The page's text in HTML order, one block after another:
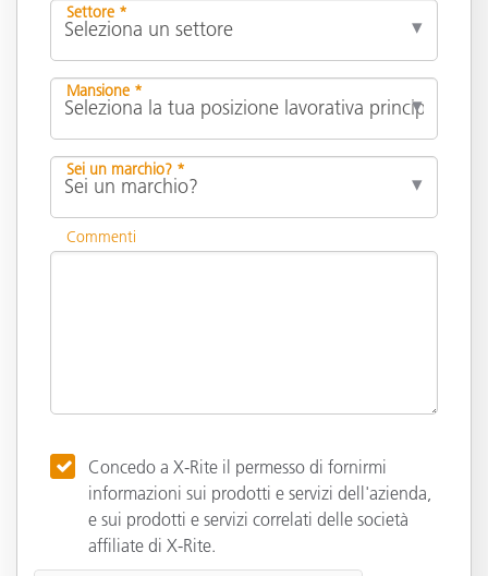
Settore *
Mansione *
Sei un marchio? *
Commenti
Concedo a X-Rite il permesso di fornirmi
informazioni sui prodotti e servizi dell'azienda,
e sui prodotti e servizi correlati delle società
affiliate di X-Rite.